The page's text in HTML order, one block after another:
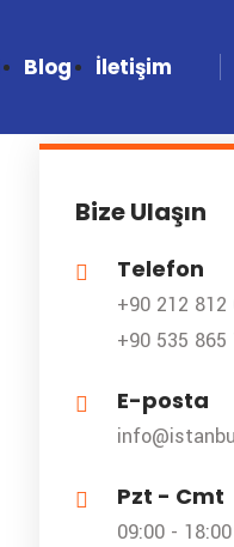
Blog İletişim
Bize Ulaşın
Telefon
+90 212 812
+90 535 865
E-posta
Pzt - Cmt
09:00 - 18:00